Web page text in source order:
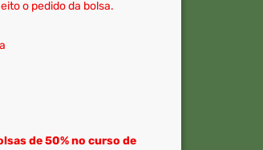
o pedido da bolsa.
de 50% no curso de